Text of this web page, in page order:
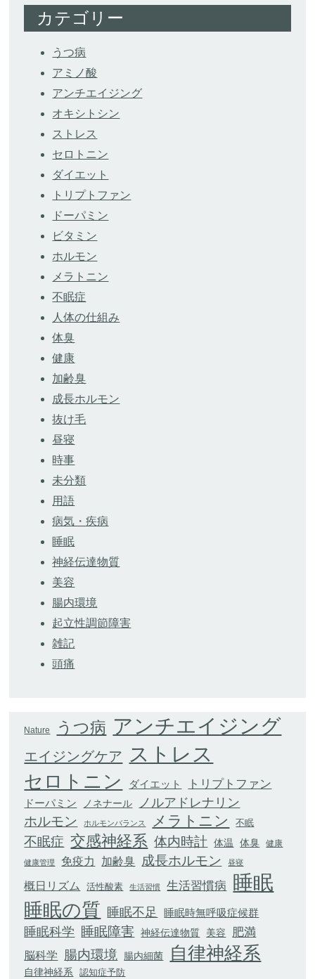
カテゴリー
うつ病
アミノ酸
アンチエイジング
オキシトシン
ストレス
セロトニン
ダイエット
トリプトファン
ドーパミン
ビタミン
ホルモン
メラトニン
不眠症
人体の仕組み
体臭
健康
加齢臭
成長ホルモン
抜け毛
昼寝
時事
未分類
用語
病気・疾病
睡眠
神経伝達物質
美容
腸内環境
起立性調節障害
雑記
頭痛
Nature うつ病 アンチエイジング
エイジングケア ストレス
セロトニン ダイエット トリプトファン
ドーパミン ノネナール ノルアドレナリン
ホルモン ホルモンバランス メラトニン 不眠
不眠症 交感神経系 体内時計 体温 体臭 健康
健康管理 免疫力 加齢臭 成長ホルモン 昼寝
概日リズム 活性酸素 生活習慣 生活習慣病 睡眠
睡眠の質 睡眠不足 睡眠時無呼吸症候群
睡眠科学 睡眠障害 神経伝達物質 美容 肥満
脳科学 腸内環境 腸内細菌 自律神経系
自律神経系 認知症予防